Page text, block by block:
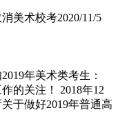
消美术校考2020/11/5
年美术类考生：
的关注！ 2018年12
于做好2019年普通高